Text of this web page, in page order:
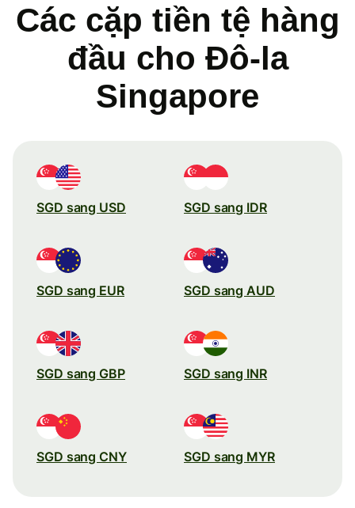
Các cặp tiền tệ hàng
đầu cho Đô-la
Singapore
SGD sang USD SGD sang IDR
SGD sang EUR SGD sang AUD
SGD sang GBP SGD sang INR
SGD sang CNY SGD sang MYR